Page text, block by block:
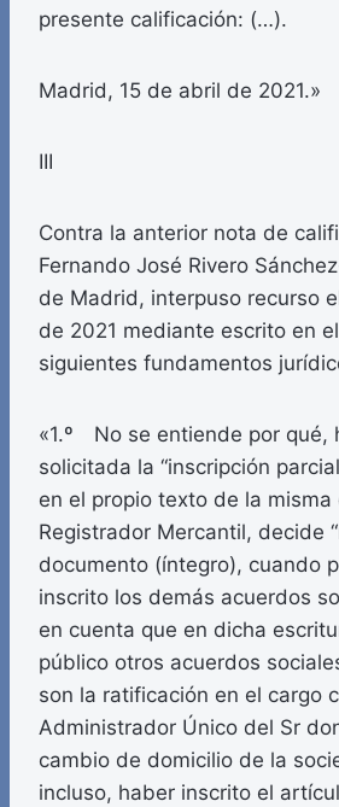
presente calificación: (…).
Madrid, 15 de abril de 2021.»
III
Contra la anterior nota de
Fernando José Rivero
de Madrid, interpuso recurso
de 2021 mediante escrito en
siguientes fundamentos
«1.º No se entiende por qué,
solicitada la “inscripción
en el propio texto de la misma
Registrador Mercantil, decide
documento (íntegro), cuando
inscrito los demás acuerdos
en cuenta que en dicha
público otros acuerdos
son la ratificación en el cargo
Administrador Único del Sr
cambio de domicilio de la
incluso, haber inscrito el